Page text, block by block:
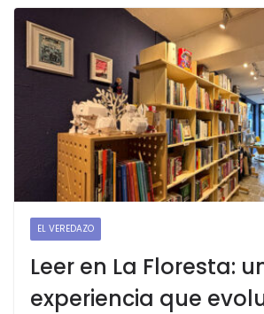
EL VEREDAZO
Leer en La Floresta:
experiencia que